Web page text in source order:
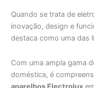
Quando se trata de
inovação, design e
destaca como uma das
Com uma ampla gama
doméstica, é